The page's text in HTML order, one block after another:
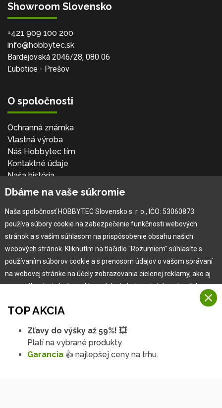
Showroom Slovensko
+421 909 100 200
info@hobbytec.sk
Bardejovská 2046/28, 080 06
Ľubotice - Prešov
O spoločnosti
Ochranná známka
Vlastná výroba
Náš Hobbytec tím
Kontaktné údaje
Naša história
Kariéra
Pre zákazníka
Garancia najlepšej ceny
Užívateľský manuál
Obchodné podmienky
Zákazník & partner
Novinky
TOP AKCIA
Zľavy do výšky až 59%! 💥
Platí na vybrané produkty.
Garancia 👍 najlepšej ceny na trhu.
Dbáme na vaše súkromie
Naša spoločnosť HOBBYTEC Slovensko s. r. o., IČO: 53060873
používa súbory cookie na zabezpečenie funkčnosti webových
stránok a s vaším súhlasom na prispôsobenie obsahu našich
webových stránok. Kliknutím na tlačidlo "Rozumiem" súhlasíte s
používaním súborov cookie a s prenosom údajov o vašom správaní
na webovej stránke na účely zobrazovania cielenej reklamy, ako aj
na sociálnych sieťach a reklamných sieťach na iných webových
Viac informácií
Na našich webových stránkach používame niekoľko kategórií
Rozumiem